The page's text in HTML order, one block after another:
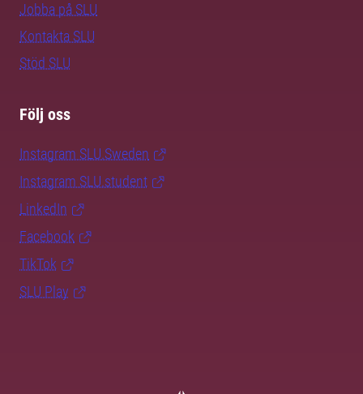
Jobba på SLU
Kontakta SLU
Stöd SLU
Följ oss
Instagram SLU.Sweden
Instagram SLU.student
LinkedIn
Facebook
TikTok
SLU Play